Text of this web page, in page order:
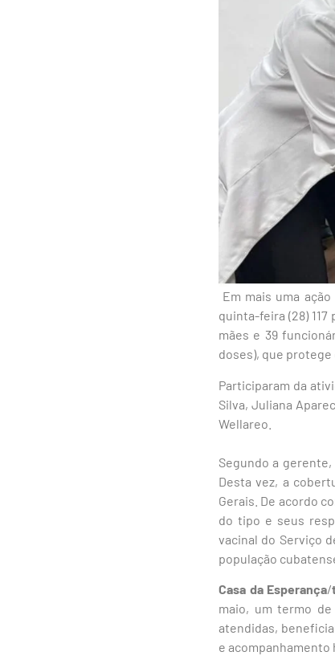
Em mais uma
quinta-feira (28)
mães e 39
doses), que
Participaram da
Silva, Juliana
Wellareo.
Segundo a
Desta vez, a
Gerais. De acordo
do tipo e seus
vacinal do Serviço
população
Casa da Esperança/
maio, um termo
atendidas,
e acompanhamento